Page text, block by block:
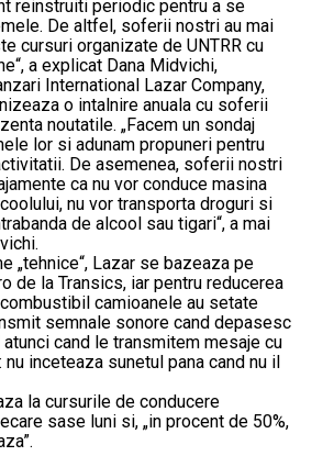
reinstruiti periodic pentru a se
De altfel, soferii nostri au mai
cursuri organizate de UNTRR cu
a explicat Dana Midvichi,
International Lazar Company,
o intalnire anuala cu soferii
noutatile. „Facem un sondaj
lor si adunam propuneri pentru
De asemenea, soferii nostri
ca nu vor conduce masina
nu vor transporta droguri si
de alcool sau tigari“, a mai
„tehnice“, Lazar se bazeaza pe
de la Transics, iar pentru reducerea
camioanele au setate
semnale sonore cand depasesc
cand le transmitem mesaje cu
inceteaza sunetul pana cand nu il
la cursurile de conducere
sase luni si, „in procent de 50%,